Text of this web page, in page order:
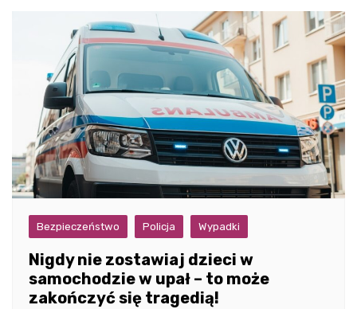
Bezpieczeństwo Policja Wypadki
Nigdy nie zostawiaj dzieci w
samochodzie w upał – to może
zakończyć się tragedią!